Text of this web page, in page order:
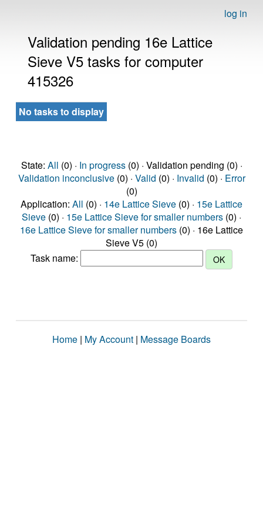
log in
Validation pending 16e Lattice
Sieve V5 tasks for computer
415326
No tasks to display
State: All (0) · In progress(0) · Validation pending (0) ·
Validation inconclusive(0) · Valid (0) · Invalid (0) · Error
(0)
Application: All (0) · 14e Lattice Sieve (0) · 15e Lattice
Sieve (0) · 15e Lattice Sieve for smaller numbers (0) ·
16e Lattice Sieve for smaller numbers (0) · 16e Lattice
Sieve V5 (0)
Task name:
Home | My Account | Message Boards